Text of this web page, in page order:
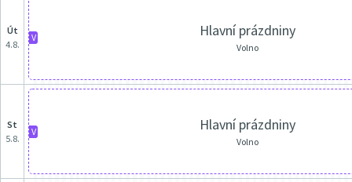
út
4.8.
V Hlavní prázdniny
Volno
st
5.8.
V Hlavní prázdniny
Volno